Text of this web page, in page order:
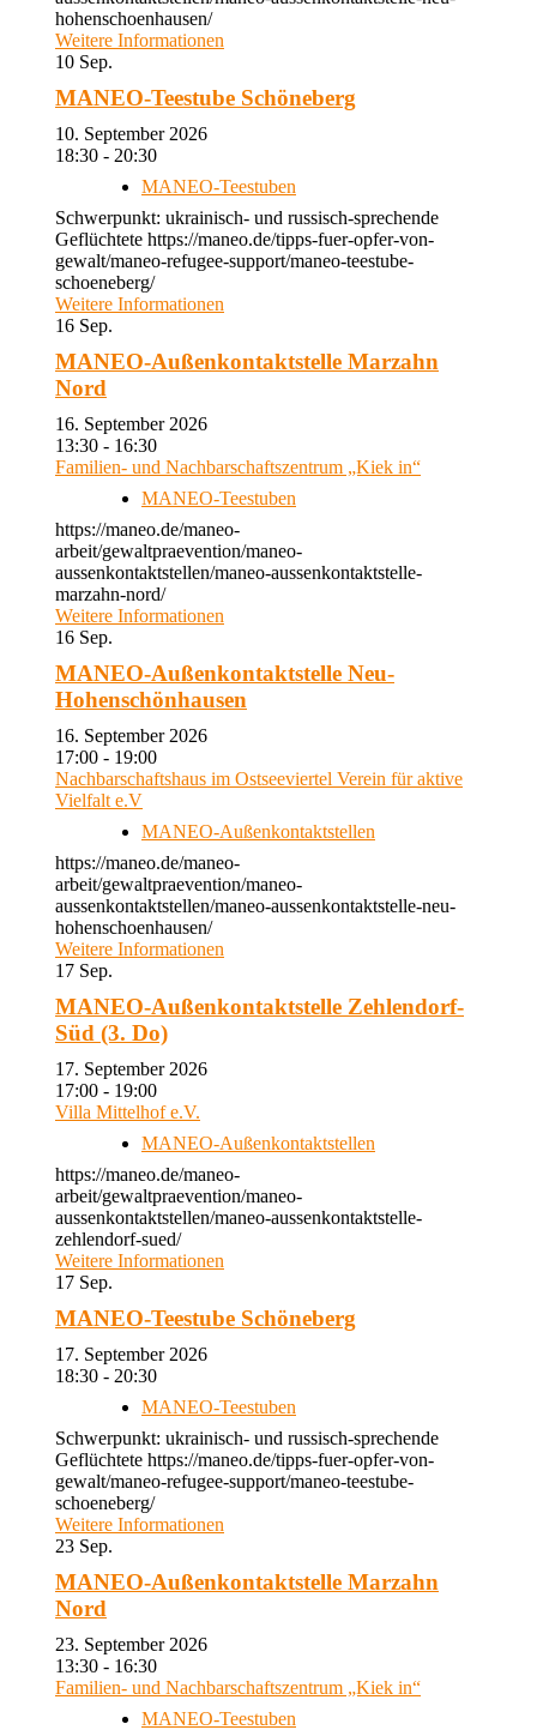
hohenschoenhausen/
Weitere Informationen
10 Sep.
MANEO-Teestube Schöneberg
10. September 2026
18:30 - 20:30
MANEO-Teestuben
Schwerpunkt: ukrainisch- und russisch-sprechende
Geflüchtete https://maneo.de/tipps-fuer-opfer-von-
gewalt/maneo-refugee-support/maneo-teestube-
schoeneberg/
Weitere Informationen
16 Sep.
MANEO-Außenkontaktstelle Marzahn
Nord
16. September 2026
13:30 - 16:30
Familien- und Nachbarschaftszentrum „Kiek in“
MANEO-Teestuben
https://maneo.de/maneo-
arbeit/gewaltpraevention/maneo-
aussenkontaktstellen/maneo-aussenkontaktstelle-
marzahn-nord/
Weitere Informationen
16 Sep.
MANEO-Außenkontaktstelle Neu-
Hohenschönhausen
16. September 2026
17:00 - 19:00
Nachbarschaftshaus im Ostseeviertel Verein für aktive
Vielfalt e.V
MANEO-Außenkontaktstellen
https://maneo.de/maneo-
arbeit/gewaltpraevention/maneo-
aussenkontaktstellen/maneo-aussenkontaktstelle-neu-
hohenschoenhausen/
Weitere Informationen
17 Sep.
MANEO-Außenkontaktstelle Zehlendorf-
Süd (3. Do)
17. September 2026
17:00 - 19:00
Villa Mittelhof e.V.
MANEO-Außenkontaktstellen
https://maneo.de/maneo-
arbeit/gewaltpraevention/maneo-
aussenkontaktstellen/maneo-aussenkontaktstelle-
zehlendorf-sued/
Weitere Informationen
17 Sep.
MANEO-Teestube Schöneberg
17. September 2026
18:30 - 20:30
MANEO-Teestuben
Schwerpunkt: ukrainisch- und russisch-sprechende
Geflüchtete https://maneo.de/tipps-fuer-opfer-von-
gewalt/maneo-refugee-support/maneo-teestube-
schoeneberg/
Weitere Informationen
23 Sep.
MANEO-Außenkontaktstelle Marzahn
Nord
23. September 2026
13:30 - 16:30
Familien- und Nachbarschaftszentrum „Kiek in“
MANEO-Teestuben